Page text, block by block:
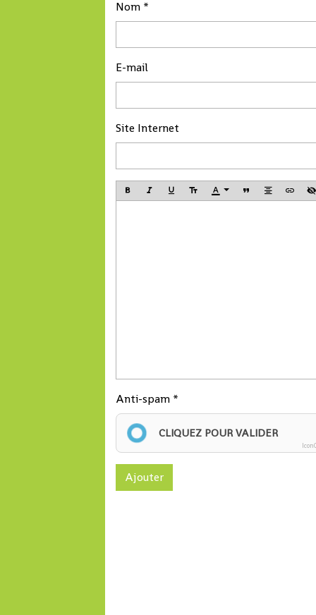
membres du
gouvernement.
compte
Nom
E-mail
Site Internet
Anti-spam
CLIQUEZ POUR VALIDER
Ajouter